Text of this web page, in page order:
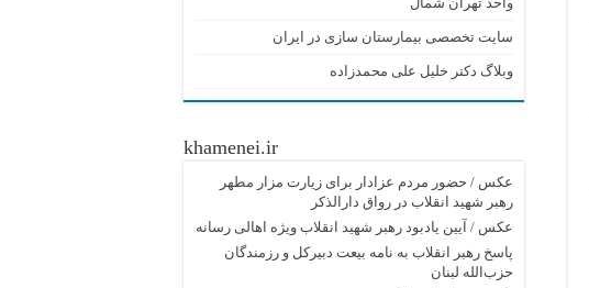
سایت تخصصی بیمارستان سازی در ایران
وبلاگ دکتر خلیل علی محمدزاده
khamenei.ir
عکس / حضور مردم عزادار برای زیارت مزار مطهر
رهبر شهید انقلاب در رواق دارالذکر
عکس / آیین یادبود رهبر شهید انقلاب ویژه اهالی رسانه
پاسخ رهبر انقلاب به نامه بیعت دبیرکل و رزمندگان
حزب‌الله لبنان